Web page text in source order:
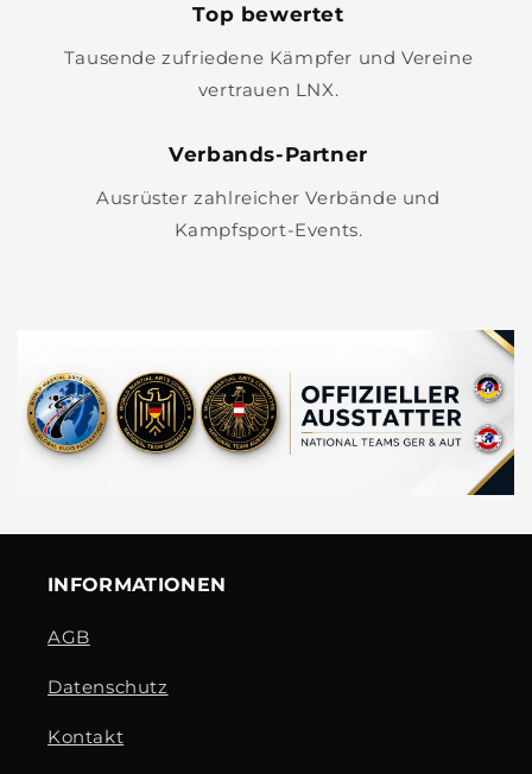
Top bewertet
Tausende zufriedene Kämpfer und Vereine
vertrauen LNX.
Verbands-Partner
Ausrüster zahlreicher Verbände und
Kampfsport-Events.
INFORMATIONEN
AGB
Datenschutz
Kontakt